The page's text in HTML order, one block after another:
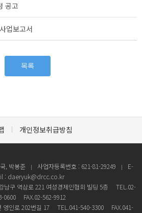
공고
업보고서
목록
개인정보취급방침
, 박봉준 사업자등록번호 : 621-81-29249
E-
: daeryuk@drcc.co.kr
남구 역삼로 221 여성경제인협회 빌딩 5층
TEL.02-
0600
FAX.02-562-9912
영인로 202번길 17
TEL.041-540-3300 FAX.041-